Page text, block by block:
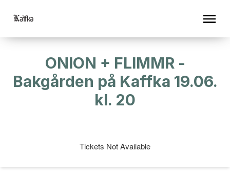
ONION + FLIMMR -
Bakgården på Kaffka 19.06.
kl. 20
Tickets Not Available